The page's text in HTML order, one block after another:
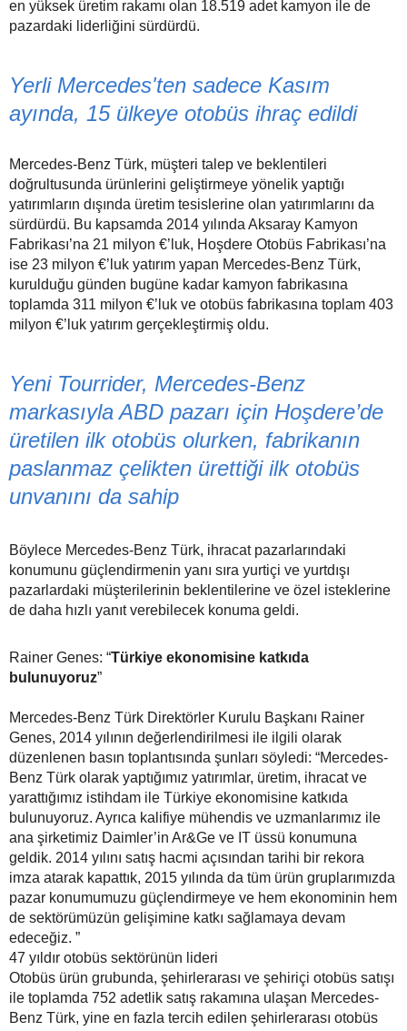
en yüksek üretim rakamı olan 18.519 adet kamyon ile de
pazardaki liderliğini sürdürdü.
Yerli Mercedes'ten sadece Kasım
ayında, 15 ülkeye otobüs ihraç edildi
Mercedes-Benz Türk, müşteri talep ve beklentileri
doğrultusunda ürünlerini geliştirmeye yönelik yaptığı
yatırımların dışında üretim tesislerine olan yatırımlarını da
sürdürdü. Bu kapsamda 2014 yılında Aksaray Kamyon
Fabrikası’na 21 milyon €’luk, Hoşdere Otobüs Fabrikası’na
ise 23 milyon €’luk yatırım yapan Mercedes-Benz Türk,
kurulduğu günden bugüne kadar kamyon fabrikasına
toplamda 311 milyon €’luk ve otobüs fabrikasına toplam 403
milyon €’luk yatırım gerçekleştirmiş oldu.
Yeni Tourrider, Mercedes-Benz
markasıyla ABD pazarı için Hoşdere’de
üretilen ilk otobüs olurken, fabrikanın
paslanmaz çelikten ürettiği ilk otobüs
unvanını da sahip
Böylece Mercedes-Benz Türk, ihracat pazarlarındaki
konumunu güçlendirmenin yanı sıra yurtiçi ve yurtdışı
pazarlardaki müşterilerinin beklentilerine ve özel isteklerine
de daha hızlı yanıt verebilecek konuma geldi.
Rainer Genes: “Türkiye ekonomisine katkıda
bulunuyoruz”
Mercedes-Benz Türk Direktörler Kurulu Başkanı Rainer
Genes, 2014 yılının değerlendirilmesi ile ilgili olarak
düzenlenen basın toplantısında şunları söyledi: “Mercedes-
Benz Türk olarak yaptığımız yatırımlar, üretim, ihracat ve
yarattığımız istihdam ile Türkiye ekonomisine katkıda
bulunuyoruz. Ayrıca kalifiye mühendis ve uzmanlarımız ile
ana şirketimiz Daimler’in Ar&Ge ve IT üssü konumuna
geldik. 2014 yılını satış hacmi açısından tarihi bir rekora
imza atarak kapattık, 2015 yılında da tüm ürün gruplarımızda
pazar konumumuzu güçlendirmeye ve hem ekonominin hem
de sektörümüzün gelişimine katkı sağlamaya devam
edeceğiz. ”
47 yıldır otobüs sektörünün lideri
Otobüs ürün grubunda, şehirlerarası ve şehiriçi otobüs satışı
ile toplamda 752 adetlik satış rakamına ulaşan Mercedes-
Benz Türk, yine en fazla tercih edilen şehirlerarası otobüs